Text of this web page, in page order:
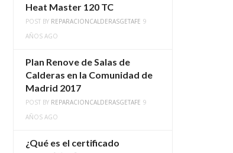
Heat Master 120 TC
POST BY REPARACIONCALDERASGETAFE 9
AÑOS AGO
Plan Renove de Salas de
Calderas en la Comunidad de
Madrid 2017
POST BY REPARACIONCALDERASGETAFE 9
AÑOS AGO
¿Qué es el certificado